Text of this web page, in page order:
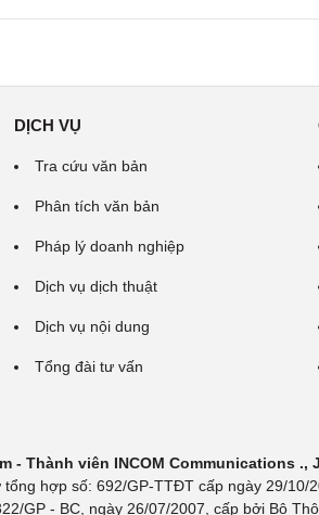
DỊCH VỤ
Tra cứu văn bản
Phân tích văn bản
Pháp lý doanh nghiệp
Dịch vụ dịch thuật
Dịch vụ nội dung
Tổng đài tư vấn
- Thành viên INCOM Communications .,
hợp số: 692/GP-TTĐT cấp ngày 29/10/
GP - BC, ngày 26/07/2007, cấp bởi Bộ